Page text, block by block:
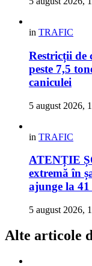
in TRAFIC
Restricții de
peste 7,5
caniculei
5 august 2026,
in TRAFIC
ATENȚIE
extremă în
ajunge la 41
5 august 2026,
Alte articole